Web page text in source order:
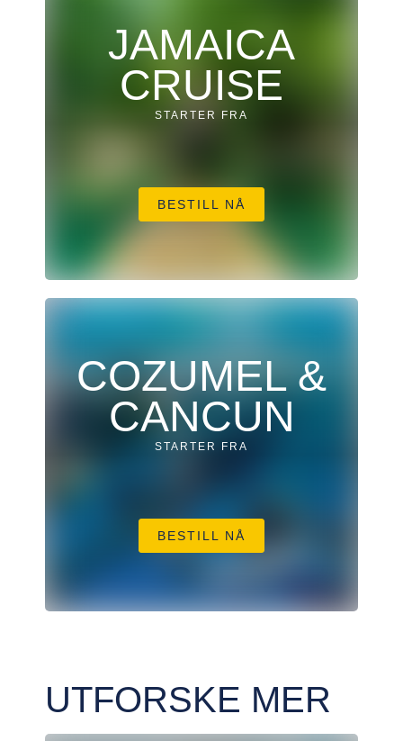
JAMAICA
CRUISE
STARTER FRA
BESTILL NÅ
COZUMEL &
CANCUN
STARTER FRA
BESTILL NÅ
UTFORSKE MER